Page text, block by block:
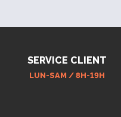
SERVICE CLIENT
LUN-SAM / 8H-19H